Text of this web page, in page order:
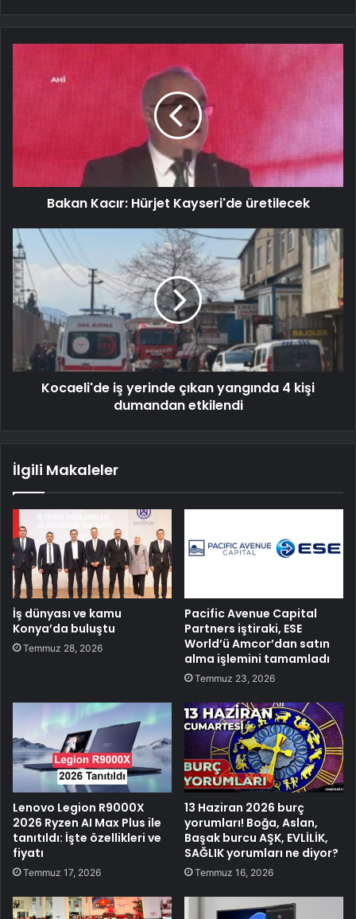
Bakan Kacır: Hürjet Kayseri'de üretilecek
Kocaeli'de iş yerinde çıkan yangında 4 kişi
dumandan etkilendi
İlgili Makaleler
İş dünyası ve kamu
Konya’da buluştu
Temmuz 28, 2026
Pacific Avenue Capital
Partners iştiraki, ESE
World’ü Amcor’dan satın
alma işlemini tamamladı
Temmuz 23, 2026
Lenovo Legion R9000X
2026 Ryzen AI Max Plus ile
tanıtıldı: İşte özellikleri ve
fiyatı
Temmuz 17, 2026
13 Haziran 2026 burç
yorumları! Boğa, Aslan,
Başak burcu AŞK, EVLİLİK,
SAĞLIK yorumları ne diyor?
Temmuz 16, 2026